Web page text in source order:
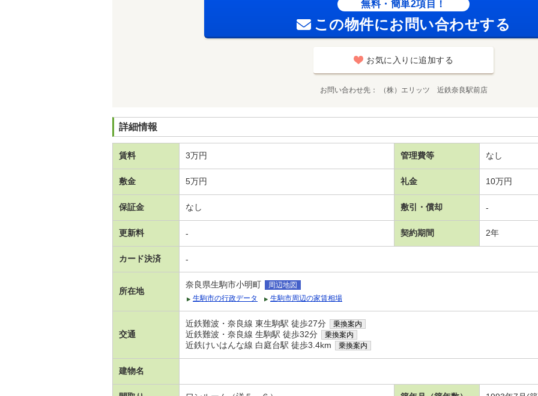
無料・簡単2項目！
この物件にお問い合わせする
お気に入りに追加する
お問い合わせ先 （株）エリッツ 近鉄奈良駅前店
詳細情報
賃料 3万円 管理費等 なし
敷金 5万円 礼金 10万円
保証金 なし 敷引・償却 -
更新料 - 契約期間 2年
カード決済 -
所在地
奈良県生駒市小明町
周辺地図
生駒市の行政データ
生駒市周辺の家賃相場
交通
近鉄難波・奈良線 東生駒駅 徒歩27分 乗換案内
近鉄難波・奈良線 生駒駅 徒歩32分 乗換案内
近鉄けいはんな線 白庭台駅 徒歩3.4km 乗換案内
建物名